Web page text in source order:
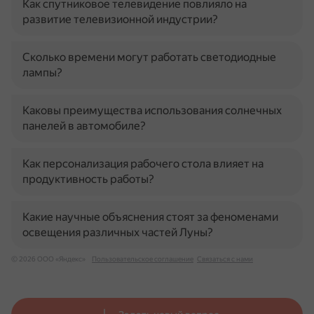
Как спутниковое телевидение повлияло на
развитие телевизионной индустрии?
Сколько времени могут работать светодиодные
лампы?
Каковы преимущества использования солнечных
панелей в автомобиле?
Как персонализация рабочего стола влияет на
продуктивность работы?
Какие научные объяснения стоят за феноменами
освещения различных частей Луны?
© 2026 ООО «Яндекс» Пользовательское соглашение Связаться с нами